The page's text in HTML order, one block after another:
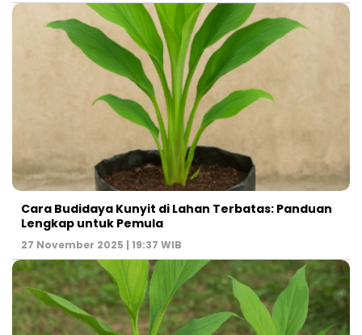
Cara Budidaya Kunyit di Lahan Terbatas: Panduan
Lengkap untuk Pemula
27 November 2025 | 19:37 WIB